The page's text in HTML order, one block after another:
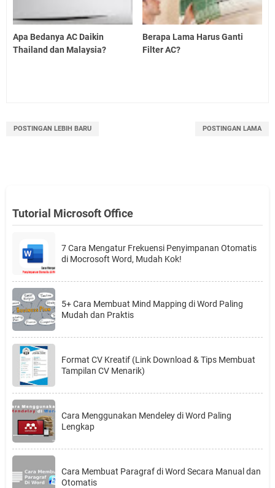
Apa Bedanya AC Daikin
Thailand dan Malaysia?
Berapa Lama Harus Ganti
Filter AC?
POSTINGAN LEBIH BARU POSTINGAN LAMA
Tutorial Microsoft Office
7 Cara Mengatur Frekuensi Penyimpanan Otomatis
di Mocrosoft Word, Mudah Kok!
5+ Cara Membuat Mind Mapping di Word Paling
Mudah dan Praktis
Format CV Kreatif (Link Download & Tips Membuat
Tampilan CV Menarik)
Cara Menggunakan Mendeley di Word Paling
Lengkap
Cara Membuat Paragraf di Word Secara Manual dan
Otomatis